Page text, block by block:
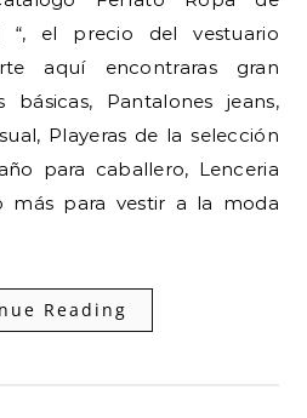
“, el precio del vestuario
aquí encontraras gran
básicas, Pantalones jeans,
Playeras de la selección
para caballero, Lenceria
más para vestir a la moda
Reading